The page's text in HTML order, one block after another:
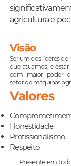
agricultura e
Visão
Ser um dos líderes
que atuamos, e estar
com maior poder
setor de máquinas
Valores
Honestidade
Profissionalismo
Respeito
Presente em